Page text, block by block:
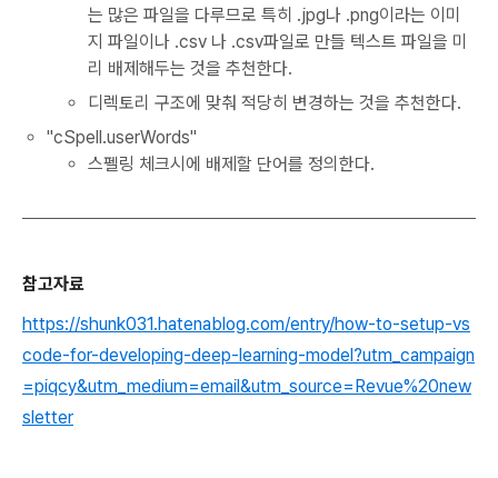
는 많은 파일을 다루므로 특히 .jpg나 .png이라는 이미
지 파일이나 .csv 나 .csv파일로 만들 텍스트 파일을 미
리 배제해두는 것을 추천한다.
디렉토리 구조에 맞춰 적당히 변경하는 것을 추천한다.
"cSpell.userWords"
스펠링 체크시에 배제할 단어를 정의한다.
참고자료
https://shunk031.hatenablog.com/entry/how-to-setup-vs
code-for-developing-deep-learning-model?utm_campaign
=piqcy&utm_medium=email&utm_source=Revue%20new
sletter